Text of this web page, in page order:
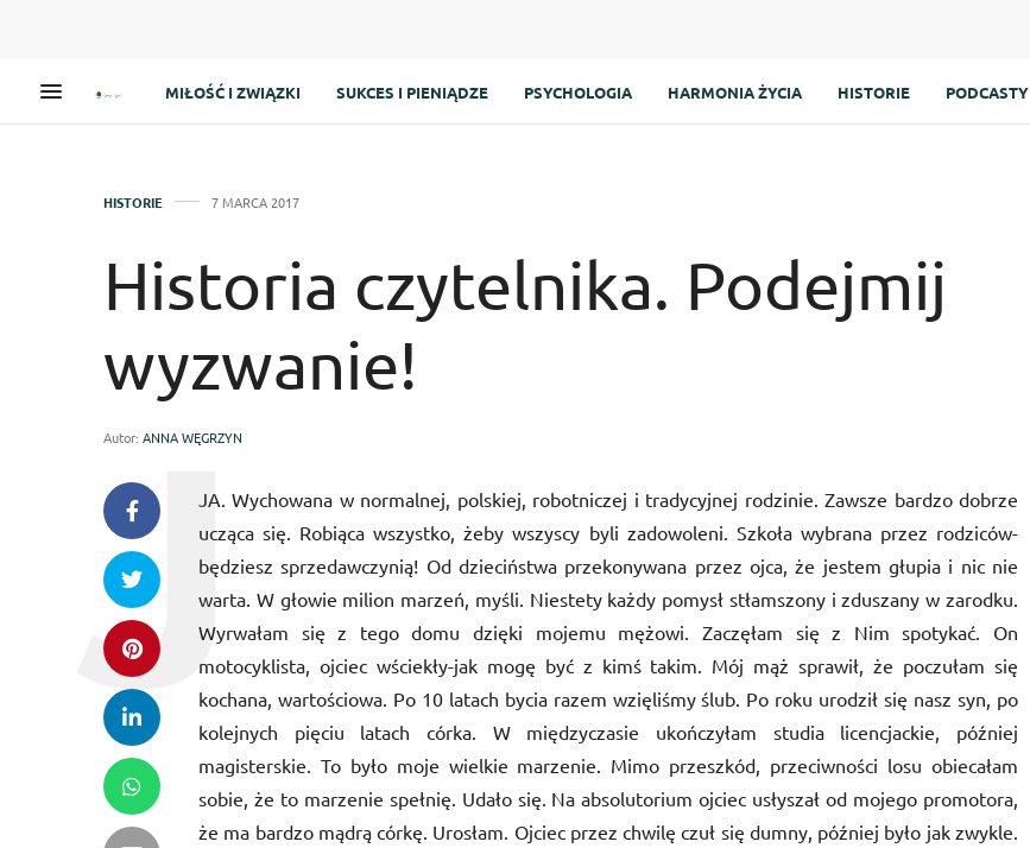
MIŁOŚĆ I ZWIĄZKI SUKCES I PIENIĄDZE PSYCHOLOGIA HARMONIA ŻYCIA HISTORIE PODCASTY
HISTORIE 7 MARCA 2017
Historia czytelnika. Podejmij
wyzwanie!
Autor: ANNA WĘGRZYN
JA. Wychowana w normalnej, polskiej, robotniczej i tradycyjnej rodzinie. Zawsze bardzo dobrze
ucząca się. Robiąca wszystko, żeby wszyscy byli zadowoleni. Szkoła wybrana przez rodziców-
będziesz sprzedawczynią! Od dzieciństwa przekonywana przez ojca, że jestem głupia i nic nie
warta. W głowie milion marzeń, myśli. Niestety każdy pomysł stłamszony i zduszany w zarodku.
Wyrwałam się z tego domu dzięki mojemu mężowi. Zaczęłam się z Nim spotykać. On
motocyklista, ojciec wściekły-jak mogę być z kimś takim. Mój mąż sprawił, że poczułam się
kochana, wartościowa. Po 10 latach bycia razem wzięliśmy ślub. Po roku urodził się nasz syn, po
kolejnych pięciu latach córka. W międzyczasie ukończyłam studia licencjackie, później
magisterskie. To było moje wielkie marzenie. Mimo przeszkód, przeciwności losu obiecałam
sobie, że to marzenie spełnię. Udało się. Na absolutorium ojciec usłyszał od mojego promotora,
że ma bardzo mądrą córkę. Urosłam. Ojciec przez chwilę czuł się dumny, później było jak zwykle.